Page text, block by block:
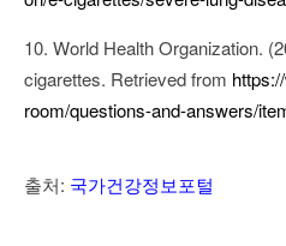
10. World Health Organization.
cigarettes. Retrieved from
room/questions-and-answers/
출처: 국가건강정보포털